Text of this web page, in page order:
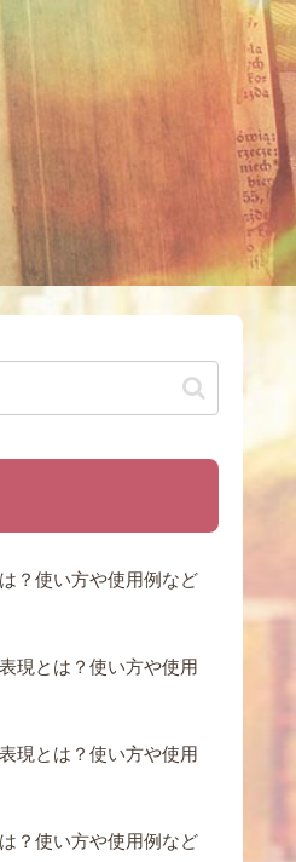
？使い方や使用例など
現とは？使い方や使用
現とは？使い方や使用
？使い方や使用例など